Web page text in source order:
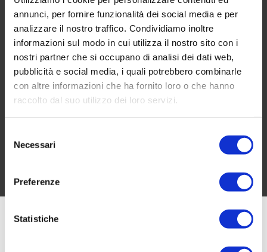
annunci, per fornire funzionalità dei social media e per
analizzare il nostro traffico. Condividiamo inoltre
informazioni sul modo in cui utilizza il nostro sito con i
nostri partner che si occupano di analisi dei dati web,
pubblicità e social media, i quali potrebbero combinarle
con altre informazioni che ha fornito loro o che hanno
raccolto dal suo utilizzo dei loro servizi.
delNecessari
Preferenze
Statistiche
Online Growth
BOOK A FREE CONSULTATION
inquiries@company.com
Call us
(555) 802-1234